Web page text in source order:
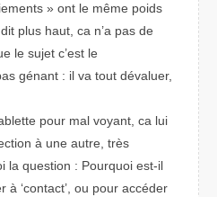
» ont le même poids
plus haut, ca n’a pas de
le sujet c’est le
génant : il va tout dévaluer,
pour mal voyant, ca lui
à une autre, très
la question : Pourquoi est-il
‘contact’, ou pour accéder